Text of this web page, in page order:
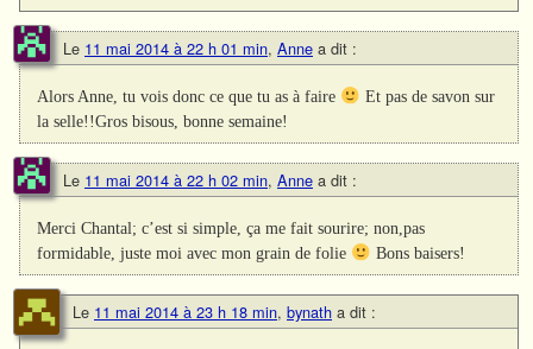
Le 11 mai 2014 à 22 h 01 min, Anne a dit :
Alors Anne, tu vois donc ce que tu as à faire
Et pas de savon sur
la selle!!Gros bisous, bonne semaine!
Le 11 mai 2014 à 22 h 02 min, Anne a dit :
Merci Chantal; c’est si simple, ça me fait sourire; non,pas
formidable, juste moi avec mon grain de folie
Bons baisers!
Le 11 mai 2014 à 23 h 18 min, bynath a dit :